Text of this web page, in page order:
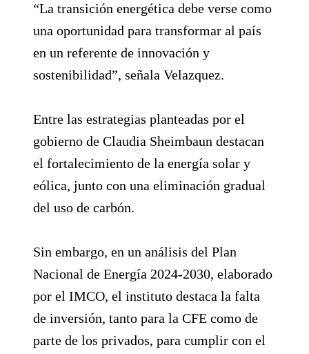
“La transición energética debe verse como
una oportunidad para transformar al país
en un referente de innovación y
sostenibilidad”, señala Velazquez.
Entre las estrategias planteadas por el
gobierno de Claudia Sheimbaun destacan
el fortalecimiento de la energía solar y
eólica, junto con una eliminación gradual
del uso de carbón​.
Sin embargo, en un análisis del Plan
Nacional de Energía 2024-2030, elaborado
por el IMCO, el instituto destaca la falta
de inversión, tanto para la CFE como de
parte de los privados, para cumplir con el